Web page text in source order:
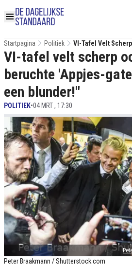
Startpagina Politiek
VI-Tafel Velt
'Appjes-Gate': "Het
Peter Braakmann / Shutterstock.com
VI-tafel velt scherp
beruchte 'Appjes-
een blunder!"
POLITIEK•04 MRT , 17:30